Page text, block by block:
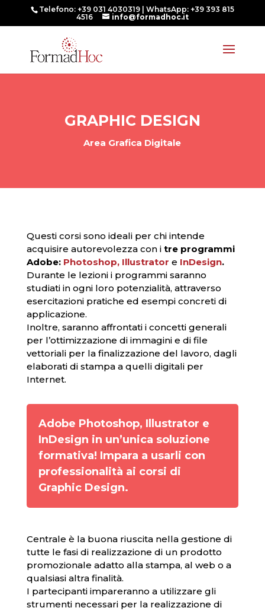
Telefono: +39 031 4030319 | WhatsApp: +39 393 815
4516
info@formadhoc.it
GRAPHIC DESIGN
Area Grafica Digitale
Questi corsi sono ideali per chi intende
acquisire autorevolezza con i tre programmi
Adobe: Photoshop, Illustrator e InDesign.
Durante le lezioni i programmi saranno
studiati in ogni loro potenzialità, attraverso
esercitazioni pratiche ed esempi concreti di
applicazione.
Inoltre, saranno affrontati i concetti generali
per l’ottimizzazione di immagini e di file
vettoriali per la finalizzazione del lavoro, dagli
elaborati di stampa a quelli digitali per
Internet.
Adobe Photoshop, Illustrator e
InDesign in un’unica soluzione
formativa! Impara a usarli con
professionalità ai corsi di
Graphic Design.
Centrale è la buona riuscita nella gestione di
tutte le fasi di realizzazione di un prodotto
promozionale adatto alla stampa, al web o a
qualsiasi altra finalità.
I partecipanti impareranno a utilizzare gli
strumenti necessari per la realizzazione di